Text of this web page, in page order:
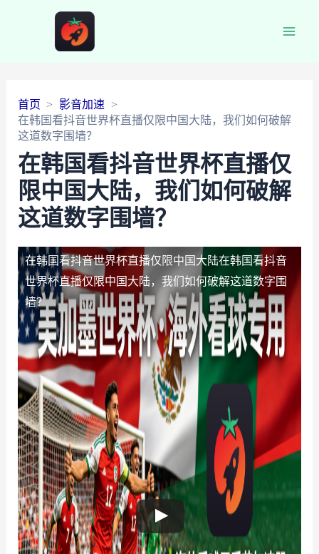
首页
影音加速
在韩国看抖音世界杯直播仅限中国大陆，我们如何破解
这道数字围墙？
在韩国看抖音世界杯直播仅
限中国大陆，我们如何破解
这道数字围墙？
在韩国看抖音世界杯直播仅限中国大陆在韩国看抖音
世界杯直播仅限中国大陆，我们如何破解这道数字围
墙？